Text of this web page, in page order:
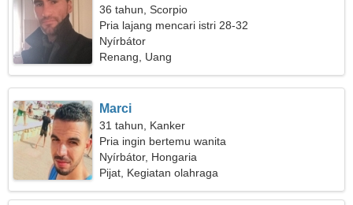
36 tahun, Scorpio
Pria lajang mencari istri 28-32
Nyírbátor
Renang, Uang
Marci
31 tahun, Kanker
Pria ingin bertemu wanita
Nyírbátor, Hongaria
Pijat, Kegiatan olahraga